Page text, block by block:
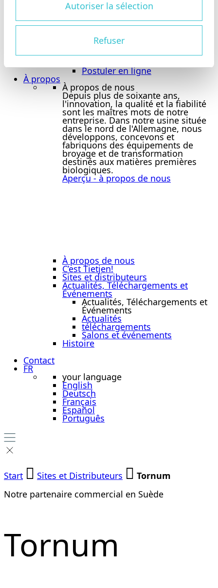
Autoriser la sélection
Refuser
Tietjen en tant qu’employeur
Avantages
Site d’offres d’emploi
Site d’offres d’emploi
Site d’offres d’emploi
Offres d’emploi
Formation
Postuler en ligne
À propos
À propos de nous
Depuis plus de soixante ans,
l'innovation, la qualité et la fiabilité
sont les maîtres mots de notre
entreprise. Dans notre usine située
dans le nord de l'Allemagne, nous
développons, concevons et
fabriquons des équipements de
broyage et de transformation
destinés aux matières premières
biologiques.
Aperçu - à propos de nous
À propos de nous
C’est Tietjen!
Sites et distributeurs
Actualités, Téléchargements et
Événements
Actualités, Téléchargements et
Événements
Actualités
téléchargements
Salons et événements
Histoire
Contact
FR
your language
English
Deutsch
Français
Español
Português
Start Sites et Distributeurs
Tornum
Notre partenaire commercial en Suède
Tornum